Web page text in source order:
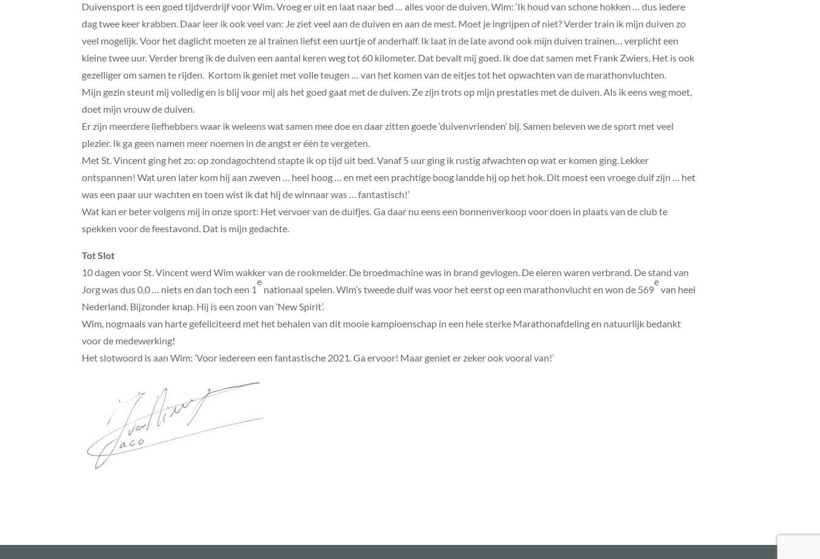
Duivensport is een goed tijdverdrijf voor Wim. Vroeg er uit en laat naar bed … alles voor de duiven. Wim: ‘Ik houd van schone hokken … dus iedere
dag twee keer krabben. Daar leer ik ook veel van: Je ziet veel aan de duiven en aan de mest. Moet je ingrijpen of niet? Verder train ik mijn duiven zo
veel mogelijk. Voor het daglicht moeten ze al trainen liefst een uurtje of anderhalf. Ik laat in de late avond ook mijn duiven trainen… verplicht een
kleine twee uur. Verder breng ik de duiven een aantal keren weg tot 60 kilometer. Dat bevalt mij goed. Ik doe dat samen met Frank Zwiers. Het is ook
gezelliger om samen te rijden. Kortom ik geniet met volle teugen … van het komen van de eitjes tot het opwachten van de marathonvluchten.
Mijn gezin steunt mij volledig en is blij voor mij als het goed gaat met de duiven. Ze zijn trots op mijn prestaties met de duiven. Als ik eens weg moet,
doet mijn vrouw de duiven.
Er zijn meerdere liefhebbers waar ik weleens wat samen mee doe en daar zitten goede ‘duivenvrienden’ bij. Samen beleven we de sport met veel
plezier. Ik ga geen namen meer noemen in de angst er één te vergeten.
Met St. Vincent ging het zo: op zondagochtend stapte ik op tijd uit bed. Vanaf 5 uur ging ik rustig afwachten op wat er komen ging. Lekker
ontspannen! Wat uren later kom hij aan zweven … heel hoog … en met een prachtige boog landde hij op het hok. Dit moest een vroege duif zijn … het
was een paar uur wachten en toen wist ik dat hij de winnaar was … fantastisch!’
Wat kan er beter volgens mij in onze sport: Het vervoer van de duifjes. Ga daar nu eens een bonnenverkoop voor doen in plaats van de club te
spekken voor de feestavond. Dat is mijn gedachte.
Tot Slot
10 dagen voor St. Vincent werd Wim wakker van de rookmelder. De broedmachine was in brand gevlogen. De eieren waren verbrand. De stand van
Jorg was dus 0,0 … niets en dan toch een 1
e
nationaal spelen. Wim’s tweede duif was voor het eerst op een marathonvlucht en won de 569
e
van heel
Nederland. Bijzonder knap. Hij is een zoon van ‘New Spirit’.
Wim, nogmaals van harte gefeliciteerd met het behalen van dit mooie kampioenschap in een hele sterke Marathonafdeling en natuurlijk bedankt
voor de medewerking!
Het slotwoord is aan Wim: ‘Voor iedereen een fantastische 2021. Ga ervoor! Maar geniet er zeker ook vooral van!’